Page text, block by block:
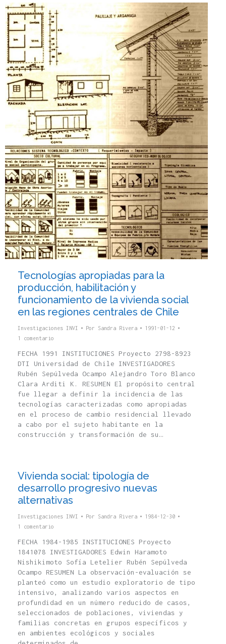
Tecnologías apropiadas para la
producción, habilitación y
funcionamiento de la vivienda social
en las regiones centrales de Chile
Investigaciones INVI Por Sandra Rivera
1991-01-12
1 comentario
FECHA 1991 INSTITUCIONES Proyecto 2798-8923
DTI Universidad de Chile INVESTIGADORES
Rubén Sepúlveda Ocampo Alejandro Toro Blanco
Clara Arditi K. RESUMEN El propósito central
fue llegar a definir la incidencia de las
tecnologías caracterizadas como apropiadas
en el proceso de cambio residencial llevado
a cabo por el sujeto habitante en la
construcción y transformación de su…
Vivienda social: tipología de
desarrollo progresivo nuevas
alternativas
Investigaciones INVI Por Sandra Rivera
1984-12-30
1 comentario
FECHA 1984-1985 INSTITUCIONES Proyecto
1841078 INVESTIGADORES Edwin Haramoto
Nishikimoto Sofía Letelier Rubén Sepúlveda
Ocampo RESUMEN La observación-evaluación se
planteó como un estudio exploratorio de tipo
intensivo, analizando varios aspectos en
profundidad en un número reducido de casos,
seleccionados de poblaciones, viviendas y
familias concretas en grupos específicos y
en ambientes ecológicos y sociales